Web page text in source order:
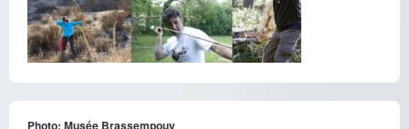
Photo: Musée Brassempouy